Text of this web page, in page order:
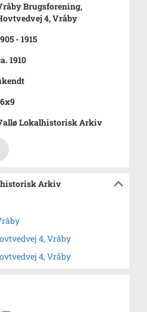
Brugsforening,
4, Vråby
- 1915
1910
Lokalhistorisk Arkiv
Arkiv
4, Vråby
4, Vråby